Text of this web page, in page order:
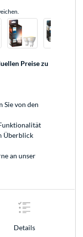
Preise zu
Sie von den
Überblick
an unser
Details